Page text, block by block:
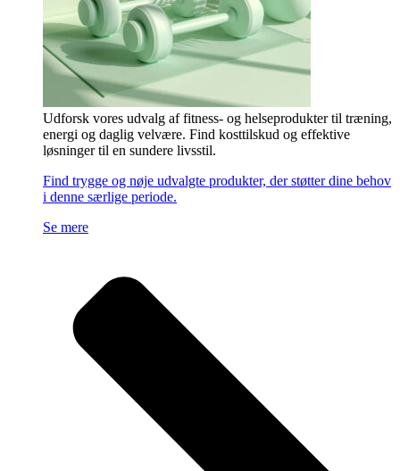
Udforsk vores udvalg af fitness- og helseprodukter til træning,
energi og daglig velvære. Find kosttilskud og effektive
løsninger til en sundere livsstil.
Find trygge og nøje udvalgte produkter, der støtter dine behov
i denne særlige periode.
Se mere